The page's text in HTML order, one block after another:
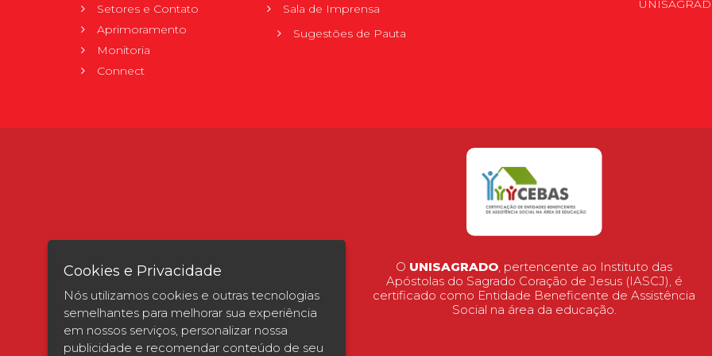
Setores e Contato
Aprimoramento
Monitoria
Connect
Sala de Imprensa
Sugestões de Pauta
O UNISAGRADO, pertencente ao Instituto das
Apóstolas do Sagrado Coração de Jesus (IASCJ), é
certificado como Entidade Beneficente de Assistência
Social na área da educação.
Cookies e Privacidade
Nós utilizamos cookies e outras tecnologias
semelhantes para melhorar sua experiência
em nossos serviços, personalizar nossa
publicidade e recomendar conteúdo de seu